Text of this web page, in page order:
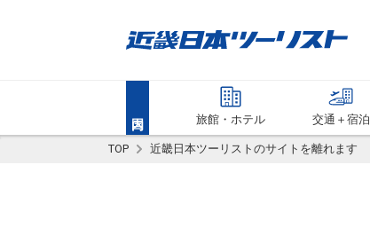
旅館・ホテル 交通＋宿泊
TOP 近畿日本ツーリストのサイトを離れます